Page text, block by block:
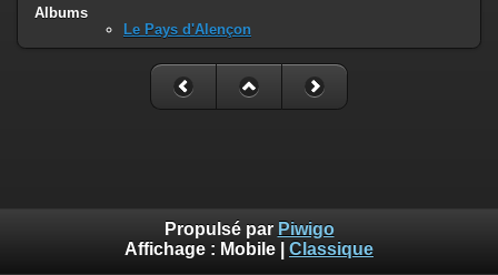
Albums
Le Pays d'Alençon
Propulsé par Piwigo
Affichage : Mobile Classique